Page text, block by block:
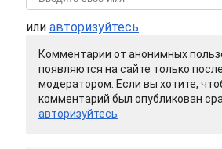
или авторизуйтесь
Комментарии от анонимных
появляются на сайте только
модератором. Если вы хотите,
комментарий был опубликован
авторизуйтесь